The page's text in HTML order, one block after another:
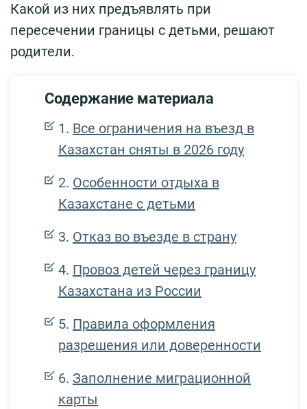
Какой из них предъявлять при
пересечении границы с детьми, решают
родители.
Содержание материала
Все ограничения на въезд в
Казахстан сняты в 2026 году
Особенности отдыха в
Казахстане с детьми
Отказ во въезде в страну
Провоз детей через границу
Казахстана из России
Правила оформления
разрешения или доверенности
Заполнение миграционной
карты